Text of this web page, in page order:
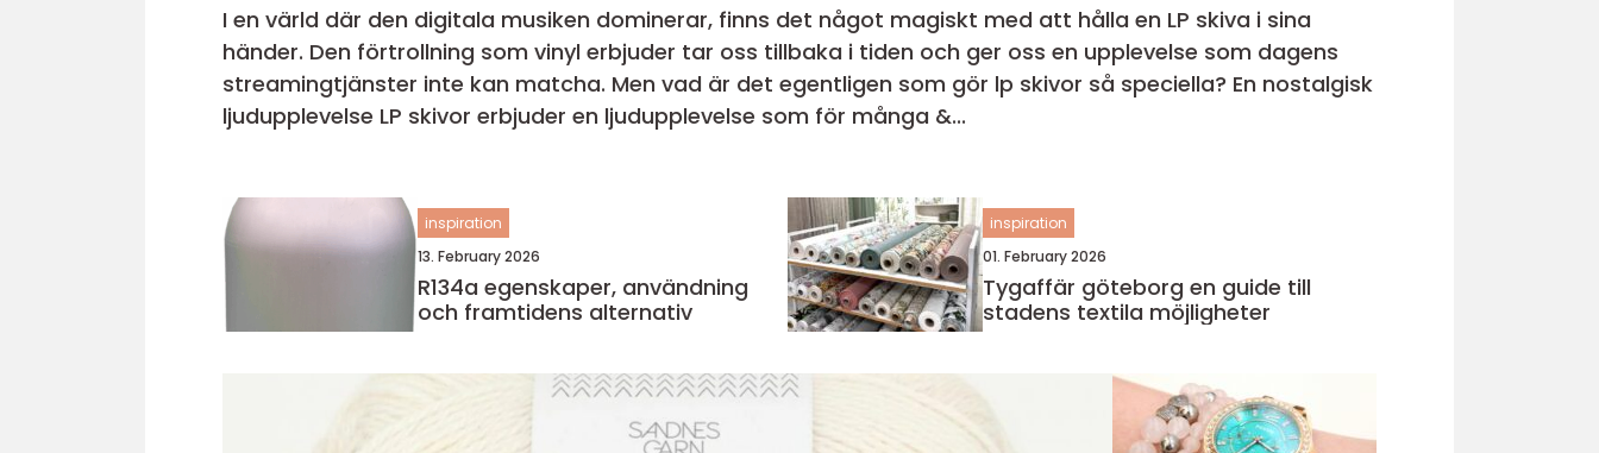
I en värld där den digitala musiken dominerar, finns det något magiskt med att hålla en LP skiva i sina
händer. Den förtrollning som vinyl erbjuder tar oss tillbaka i tiden och ger oss en upplevelse som dagens
streamingtjänster inte kan matcha. Men vad är det egentligen som gör lp skivor så speciella? En nostalgisk
ljudupplevelse LP skivor erbjuder en ljudupplevelse som för många &...
inspiration
13. February 2026
R134a egenskaper, användning
och framtidens alternativ
inspiration
01. February 2026
Tygaffär göteborg en guide till
stadens textila möjligheter